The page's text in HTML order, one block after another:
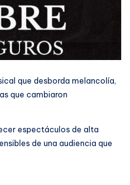
que desborda melancolía,
que cambiaron
espectáculos de alta
de una audiencia que